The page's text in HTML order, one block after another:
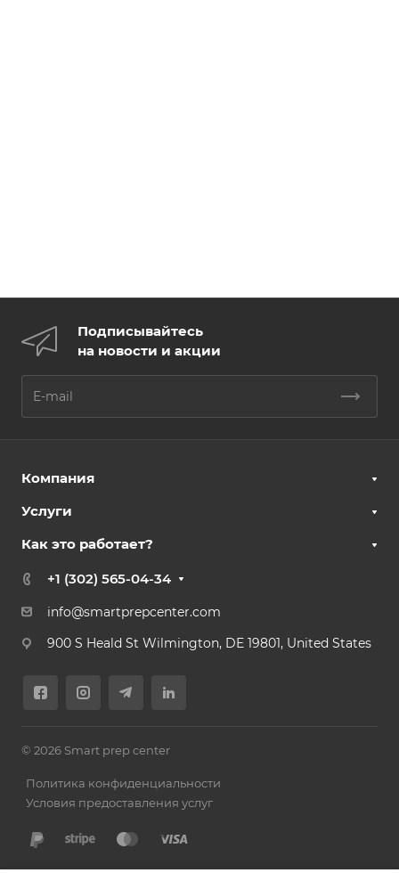
Подписывайтесь
на новости и акции
Компания
Услуги
Как это работает?
+1 (302) 565-04-34
info@smartprepcenter.com
900 S Heald St Wilmington, DE 19801, United States
© 2026 Smart prep center
Политика конфиденциальности
Условия предоставления услуг